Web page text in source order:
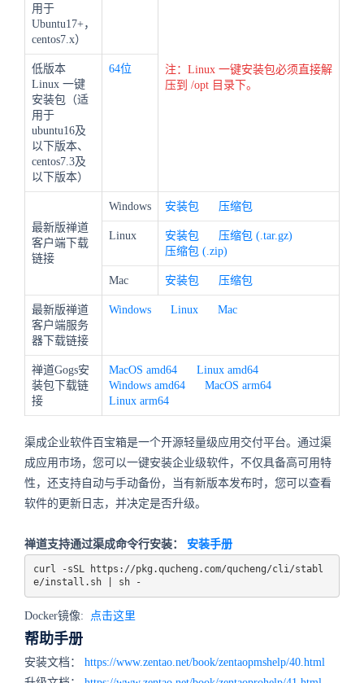
用于
Ubuntu17+，
centos7.x）
注：Linux 一键安装包必须直接解
压到 /opt 目录下。
低版本
Linux 一键
安装包（适
用于
ubuntu16及
以下版本、
centos7.3及
以下版本）
64位
最新版禅道
客户端下载
链接
Windows 安装包 压缩包
Linux 安装包
压缩包 (.tar.gz)
压缩包 (.zip)
Mac 安装包 压缩包
最新版禅道
客户端服务
器下载链接
Windows Linux Mac
禅道Gogs安
装包下载链
接
MacOS amd64
Linux amd64
Windows amd64
MacOS arm64
Linux arm64
渠成企业软件百宝箱是一个开源轻量级应用交付平台。通过渠
成应用市场，您可以一键安装企业级软件，不仅具备高可用特
性，还支持自动与手动备份，当有新版本发布时，您可以查看
软件的更新日志，并决定是否升级。
禅道支持通过渠成命令行安装： 安装手册
curl -sSL https://pkg.qucheng.com/qucheng/cli/stabl
e/install.sh | sh -
Docker镜像: 点击这里
帮助手册
安装文档： https://www.zentao.net/book/zentaopmshelp/40.html